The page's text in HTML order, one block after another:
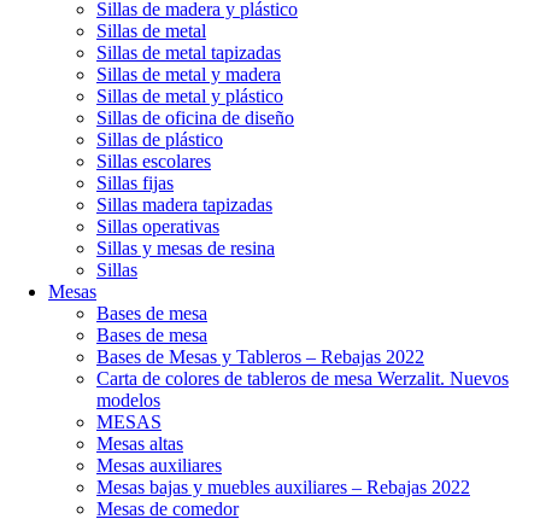
Sillas de madera y plástico
Sillas de metal
Sillas de metal tapizadas
Sillas de metal y madera
Sillas de metal y plástico
Sillas de oficina de diseño
Sillas de plástico
Sillas escolares
Sillas fijas
Sillas madera tapizadas
Sillas operativas
Sillas y mesas de resina
Sillas
Mesas
Bases de mesa
Bases de mesa
Bases de Mesas y Tableros – Rebajas 2022
Carta de colores de tableros de mesa Werzalit. Nuevos
modelos
MESAS
Mesas altas
Mesas auxiliares
Mesas bajas y muebles auxiliares – Rebajas 2022
Mesas de comedor